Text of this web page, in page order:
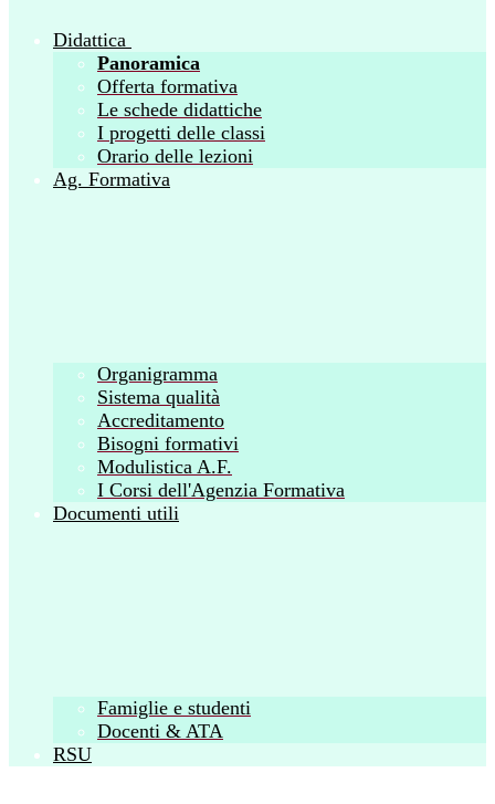
Didattica
Panoramica
Offerta formativa
Le schede didattiche
I progetti delle classi
Orario delle lezioni
Ag. Formativa
Organigramma
Sistema qualità
Accreditamento
Bisogni formativi
Modulistica A.F.
I Corsi dell'Agenzia Formativa
Documenti utili
Famiglie e studenti
Docenti & ATA
RSU